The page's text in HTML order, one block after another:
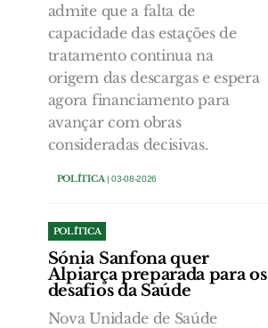
admite que a falta de
capacidade das estações de
tratamento continua na
origem das descargas e espera
agora financiamento para
avançar com obras
consideradas decisivas.
POLÍTICA | 03-08-2026
POLÍTICA
Sónia Sanfona quer
Alpiarça preparada para os
desafios da Saúde
Nova Unidade de Saúde